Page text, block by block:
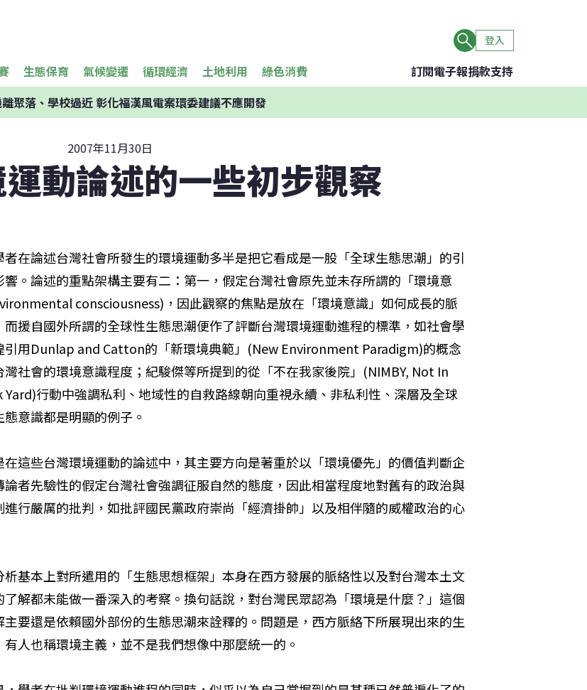
登入
生態保育 氣候變遷 循環經濟 土地利用 綠色消費 訂閱電子報捐款支持
聚落、學校過近 彰化福漢風電案環委建議不應開發
2007年11月30日
動論述的一些初步觀察
者在論述台灣社會所發生的環境運動多半是把它看成是一股「全球生態思潮」的引
響。論述的重點架構主要有二：第一，假定台灣社會原先並未存所謂的「環境意
consciousness)，因此觀察的焦點是放在「環境意識」如何成長的脈
而援自國外所謂的全球性生態思潮便作了評斷台灣環境運動進程的標準，如社會學
引用Dunlap and Catton的「新環境典範」(New Environment Paradigm)的概念
灣社會的環境意識程度；紀駿傑等所提到的從「不在我家後院」(NIMBY, Not In
Yard)行動中強調私利、地域性的自救路線朝向重視永續、非私利性、深層及全球
意識都是明顯的例子。
在這些台灣環境運動的論述中，其主要方向是著重於以「環境優先」的價值判斷企
論者先驗性的假定台灣社會強調征服自然的態度，因此相當程度地對舊有的政治與
進行嚴厲的批判，如批評國民黨政府崇尚「經濟掛帥」以及相伴隨的威權政治的心
析基本上對所遣用的「生態思想框架」本身在西方發展的脈絡性以及對台灣本土文
了解都未能做一番深入的考察。換句話說，對台灣民眾認為「環境是什麼？」這個
主要還是依賴國外部份的生態思潮來詮釋的。問題是，西方脈絡下所展現出來的生
有人也稱環境主義，並不是我們想像中那麼統一的。